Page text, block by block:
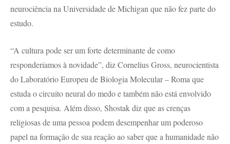
neurociência na Universidade de Michigan que não fez parte do
estudo.
“A cultura pode ser um forte determinante de como
responderíamos à novidade”, diz Cornelius Gross, neurocientista
do Laboratório Europeu de Biologia Molecular – Roma que
estuda o circuito neural do medo e também não está envolvido
com a pesquisa. Além disso, Shostak diz que as crenças
religiosas de uma pessoa podem desempenhar um poderoso
papel na formação de sua reação ao saber que a humanidade não